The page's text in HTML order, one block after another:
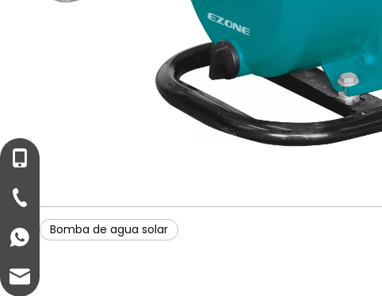
Bomba de agua solar
+8613221458899